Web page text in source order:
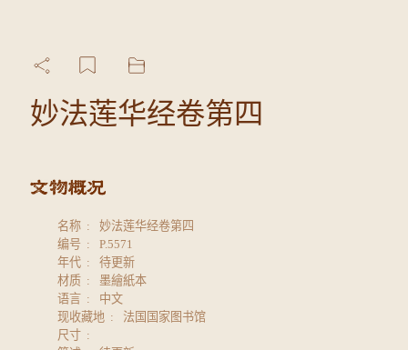
妙法莲华经卷第四
名称
妙法莲华经卷第四
编号
P.5571
年代
待更新
材质
墨繪紙本
语言
中文
现收藏地
法国国家图书馆
尺寸